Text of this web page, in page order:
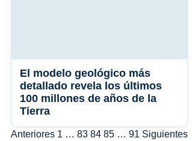
El modelo geológico más
detallado revela los últimos
100 millones de años de la
Tierra
Paginación
Anteriores 1 … 83 84 85 … 91 Siguientes